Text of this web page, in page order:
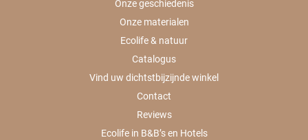
Onze geschiedenis
Onze materialen
Ecolife & natuur
Catalogus
Vind uw dichtstbijzijnde winkel
Contact
Reviews
Ecolife in B&B’s en Hotels